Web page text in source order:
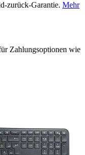
zurück-Garantie. Mehr
Zahlungsoptionen wie